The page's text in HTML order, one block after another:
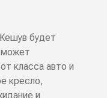
будет
может
класса авто и
кресло,
и